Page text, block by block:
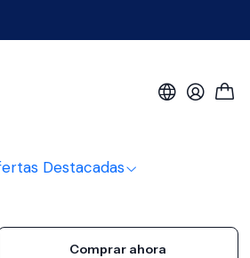
Destacadas
2613M
Comprar ahora